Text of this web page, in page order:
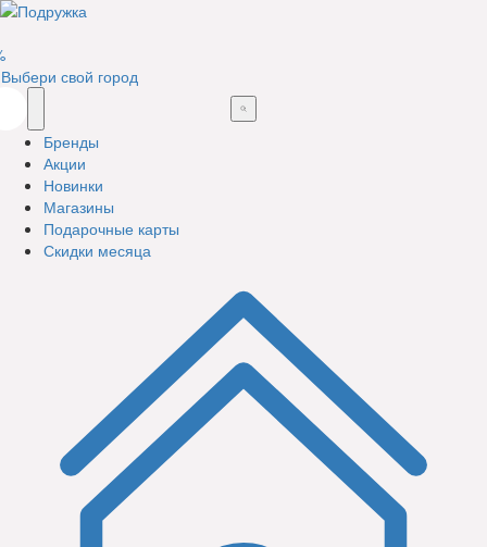
Выбери свой город
Бренды
Акции
Новинки
Магазины
Подарочные карты
Скидки месяца